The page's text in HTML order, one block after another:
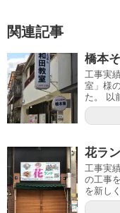
関連記事
橋本
工事実
室」様
た。 以
花ラ
工事実
の工事
を新し